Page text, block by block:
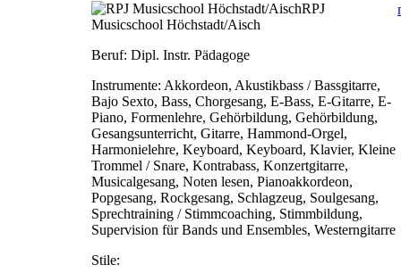
RPJ
Musicschool Höchstadt/Aisch
Beruf: Dipl. Instr. Pädagoge
Instrumente: Akkordeon, Akustikbass / Bassgitarre,
Bajo Sexto, Bass, Chorgesang, E-Bass, E-Gitarre, E-
Piano, Formenlehre, Gehörbildung, Gehörbildung,
Gesangsunterricht, Gitarre, Hammond-Orgel,
Harmonielehre, Keyboard, Keyboard, Klavier, Kleine
Trommel / Snare, Kontrabass, Konzertgitarre,
Musicalgesang, Noten lesen, Pianoakkordeon,
Popgesang, Rockgesang, Schlagzeug, Soulgesang,
Sprechtraining / Stimmcoaching, Stimmbildung,
Supervision für Bands und Ensembles, Westerngitarre
Stile: